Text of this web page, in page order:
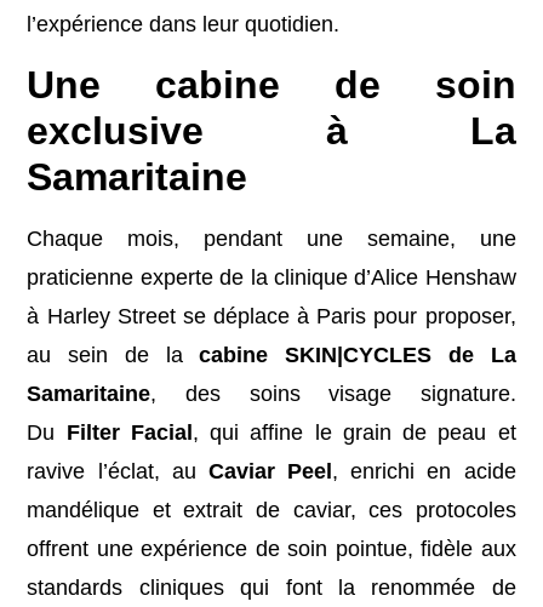
l’expérience dans leur quotidien.
Une cabine de soin
exclusive à La
Samaritaine
Chaque mois, pendant une semaine, une
praticienne experte de la clinique d’Alice Henshaw
à Harley Street se déplace à Paris pour proposer,
au sein de lacabine SKIN|CYCLES de La
Samaritaine, des soins visage signature.
Du Filter Facial, qui affine le grain de peau et
ravive l’éclat, au Caviar Peel, enrichi en acide
mandélique et extrait de caviar, ces protocoles
offrent une expérience de soin pointue, fidèle aux
standards cliniques qui font la renommée de